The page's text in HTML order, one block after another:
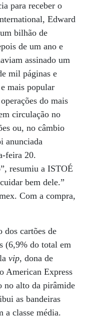
para receber o
Edward
bilhão de
de um ano e
assinado um
mil páginas e
mais popular
do mais
circulação no
ou, no câmbio
anunciada
feira 20.
resumiu a ISTOÉ
bem dele.”
Com a compra,
dos cartões de
(6,9% do total em
vip, dona de
American Express
no alto da pirâmide
as bandeiras
a classe média.